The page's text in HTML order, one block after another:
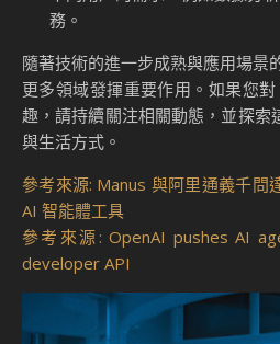
務。
隨著技術的進一步成熟與應用場景
更多領域發揮重要作用。如果您
趣，請持續關注相關動態，並探索
與生活方式。
參考來源: Manus 與阿里通義千問
AI 智能體工具
參考來源: OpenAI pushes AI
developer API